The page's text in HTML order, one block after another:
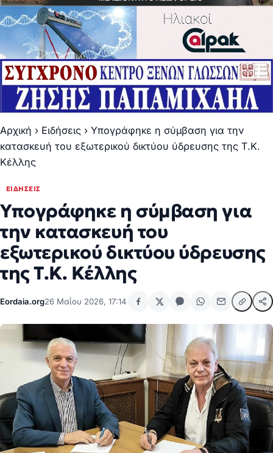
Αρχική › Ειδήσεις › Υπογράφηκε η σύμβαση για την
κατασκευή του εξωτερικού δικτύου ύδρευσης της Τ.Κ.
Κέλλης
ΕΙΔΉΣΕΙΣ
Υπογράφηκε η σύμβαση για
την κατασκευή του
εξωτερικού δικτύου ύδρευσης
της Τ.Κ. Κέλλης
Eordaia.org26 Μαΐου 2026, 17:14